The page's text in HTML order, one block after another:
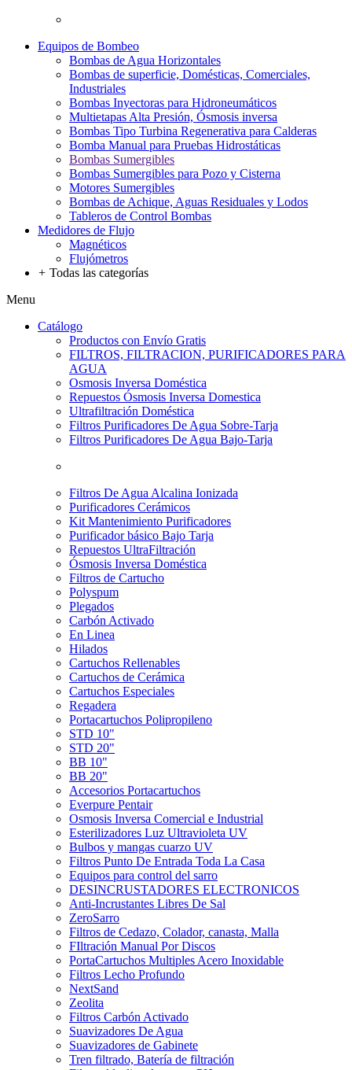
Equipos de Bombeo
Bombas de Agua Horizontales
Bombas de superficie, Domésticas, Comerciales,
Industriales
Bombas Inyectoras para Hidroneumáticos
Multietapas Alta Presión, Ósmosis inversa
Bombas Tipo Turbina Regenerativa para Calderas
Bomba Manual para Pruebas Hidrostáticas
Bombas Sumergibles
Bombas Sumergibles para Pozo y Cisterna
Motores Sumergibles
Bombas de Achique, Aguas Residuales y Lodos
Tableros de Control Bombas
Medidores de Flujo
Magnéticos
Flujómetros
+ Todas las categorías
Menu
Catálogo
Productos con Envío Gratis
FILTROS, FILTRACION, PURIFICADORES PARA
AGUA
Osmosis Inversa Doméstica
Repuestos Ósmosis Inversa Domestica
Ultrafiltración Doméstica
Filtros Purificadores De Agua Sobre-Tarja
Filtros Purificadores De Agua Bajo-Tarja
Filtros De Agua Alcalina Ionizada
Purificadores Cerámicos
Kit Mantenimiento Purificadores
Purificador básico Bajo Tarja
Repuestos UltraFiltración
Ósmosis Inversa Doméstica
Filtros de Cartucho
Polyspum
Plegados
Carbón Activado
En Linea
Hilados
Cartuchos Rellenables
Cartuchos de Cerámica
Cartuchos Especiales
Regadera
Portacartuchos Polipropileno
STD 10"
STD 20"
BB 10"
BB 20"
Accesorios Portacartuchos
Everpure Pentair
Osmosis Inversa Comercial e Industrial
Esterilizadores Luz Ultravioleta UV
Bulbos y mangas cuarzo UV
Filtros Punto De Entrada Toda La Casa
Equipos para control del sarro
DESINCRUSTADORES ELECTRONICOS
Anti-Incrustantes Libres De Sal
ZeroSarro
Filtros de Cedazo, Colador, canasta, Malla
FIltración Manual Por Discos
PortaCartuchos Multiples Acero Inoxidable
Filtros Lecho Profundo
NextSand
Zeolita
Filtros Carbón Activado
Suavizadores De Agua
Suavizadores de Gabinete
Tren filtrado, Batería de filtración